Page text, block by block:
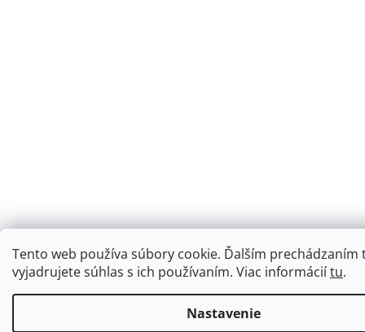
Tento web používa súbory cookie. Ďalším
vyjadrujete súhlas s ich používaním. Viac informáciítu.
Nastavenie